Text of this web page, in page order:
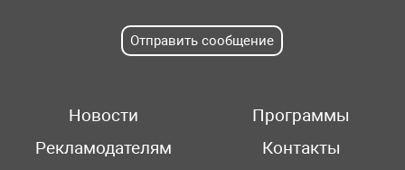
Отправить сообщение
Новости
Программы
Рекламодателям
Контакты